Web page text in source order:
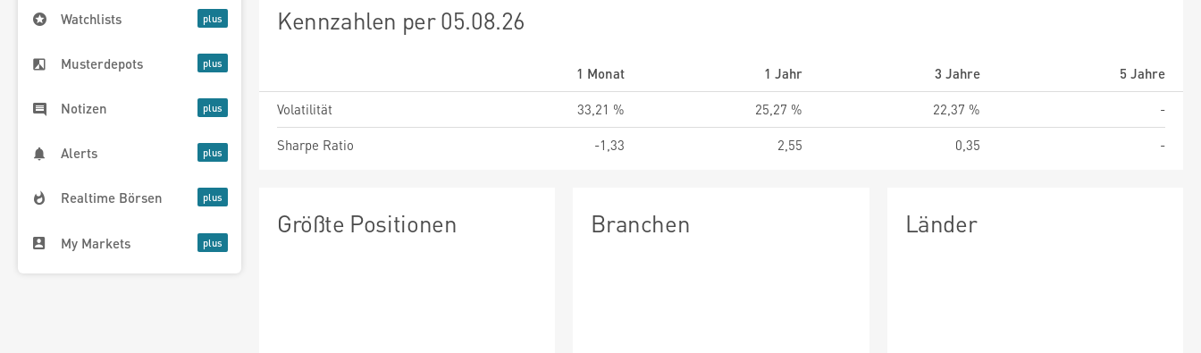
Watchlists
Musterdepots
Notizen
Alerts
Realtime Börsen
My Markets
Kennzahlen per 05.08.26
1 Monat 1 Jahr 3 Jahre
5 Jahre
Volatilität
33,21 % 25,27 % 22,37 %
-
Sharpe Ratio
-1,33 2,55 0,35 -
Größte Positionen Branchen Länder